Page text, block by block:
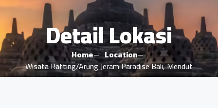
Detail Lokasi
Home
Location
Wisata Rafting/Arung Jeram Paradise Bali, Mendut